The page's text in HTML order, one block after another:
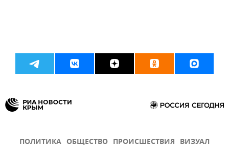
ПОЛИТИКА ОБЩЕСТВО ПРОИСШЕСТВИЯ ВИЗУАЛ